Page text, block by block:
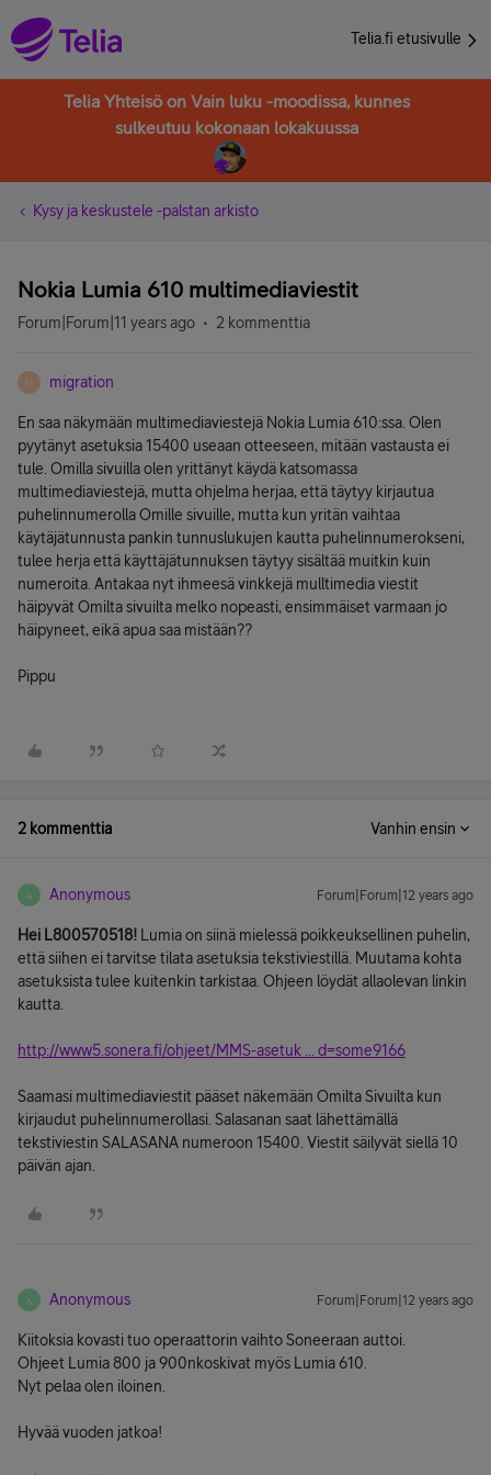
Telia.fi etusivulle
Telia Yhteisö on Vain luku -moodissa, kunnes
sulkeutuu kokonaan lokakuussa
Kysy ja keskustele -palstan arkisto
Nokia Lumia 610 multimediaviestit
Forum|Forum|11 years ago 2 kommenttia
M migration
En saa näkymään multimediaviestejä Nokia Lumia 610:ssa. Olen
pyytänyt asetuksia 15400 useaan otteeseen, mitään vastausta ei
tule. Omilla sivuilla olen yrittänyt käydä katsomassa
multimediaviestejä, mutta ohjelma herjaa, että täytyy kirjautua
puhelinnumerolla Omille sivuille, mutta kun yritän vaihtaa
käytäjätunnusta pankin tunnuslukujen kautta puhelinnumerokseni,
tulee herja että käyttäjätunnuksen täytyy sisältää muitkin kuin
numeroita. Antakaa nyt ihmeesä vinkkejä mulltimedia viestit
häipyvät Omilta sivuilta melko nopeasti, ensimmäiset varmaan jo
häipyneet, eikä apua saa mistään??
Pippu
2 kommenttia Vanhin ensin
A Anonymous Forum|Forum|12 years ago
Hei L800570518! Lumia on siinä mielessä poikkeuksellinen puhelin,
että siihen ei tarvitse tilata asetuksia tekstiviestillä. Muutama kohta
asetuksista tulee kuitenkin tarkistaa. Ohjeen löydät allaolevan linkin
kautta.
http://www5.sonera.fi/ohjeet/MMS-asetuk ... d=some9166
Saamasi multimediaviestit pääset näkemään Omilta Sivuilta kun
kirjaudut puhelinnumerollasi. Salasanan saat lähettämällä
tekstiviestin SALASANA numeroon 15400. Viestit säilyvät siellä 10
päivän ajan.
A Anonymous Forum|Forum|12 years ago
Kiitoksia kovasti tuo operaattorin vaihto Soneeraan auttoi.
Ohjeet Lumia 800 ja 900nkoskivat myös Lumia 610.
Nyt pelaa olen iloinen.
Hyvää vuoden jatkoa!